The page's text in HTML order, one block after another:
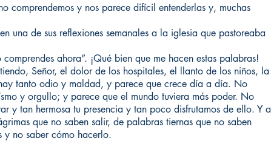
comprendemos y nos parece difícil entenderlas y, muchas
una de sus reflexiones semanales a la iglesia que pastoreaba
ahora”. ¡Qué bien que me hacen estas palabras!
Señor, el dolor de los hospitales, el llanto de los niños, la
tanto odio y maldad, y parece que crece día a día. No
y orgullo; y parece que el mundo tuviera más poder. No
y tan hermosa tu presencia y tan poco disfrutamos de ello. Y a
que no saben salir, de palabras tiernas que no saben
y no saber cómo hacerlo.